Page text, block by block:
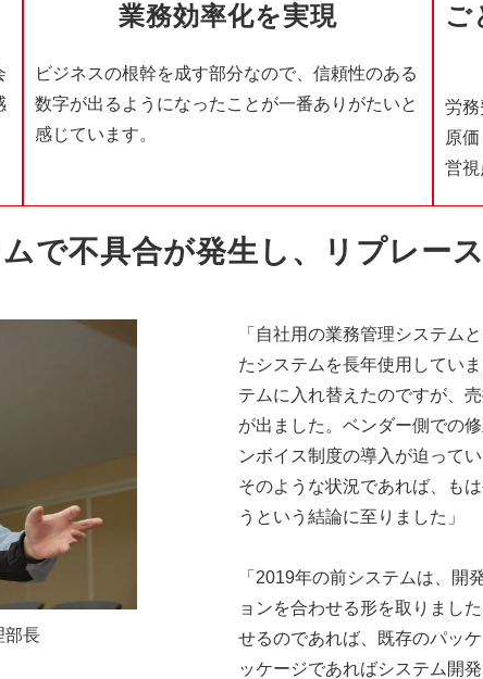
業務効率化を実現
ビジネスの根幹を成す部分なので、信頼性のある
数字が出るようになったことが一番ありがたいと
感じています。
ご
労
原
営視
で不具合が発生し、リプレー
長
「自社用の業務管理システム
たシステムを長年使用してい
テムに入れ替えたのですが、
が出ました。ベンダー側での
ンボイス制度の導入が迫って
そのような状況であれば、も
うという結論に至りました」
「2019年の前システムは、開
ョンを合わせる形を取りまし
せるのであれば、既存のパッ
ッケージであればシステム開